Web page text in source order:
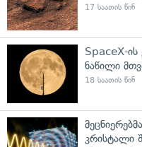
17 საათის წინ
SpaceX-
ნაწილი
18 საათის წინ
კრისტალი